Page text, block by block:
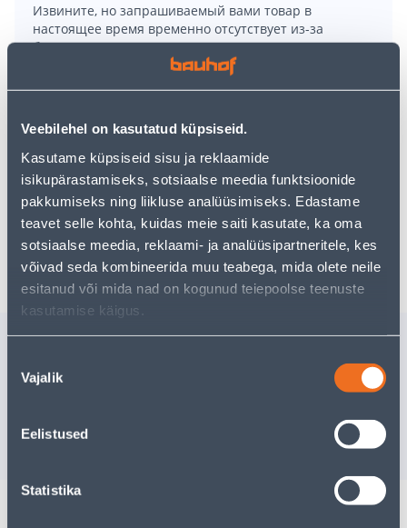
Veebilehel on kasutatud küpsiseid.
Kasutame küpsiseid sisu ja reklaamide
isikupärastamiseks, sotsiaalse meedia funktsioonide
pakkumiseks ning liikluse analüüsimiseks. Edastame
teavet selle kohta, kuidas meie saiti kasutate, ka oma
sotsiaalse meedia, reklaami- ja analüüsipartneritele, kes
võivad seda kombineerida muu teabega, mida olete neile
esitanud või mida nad on kogunud teiepoolse teenuste
kasutamise käigus.
valik
Vajalik
Eelistused
Statistika
Извините, но запрашиваемый вами товар в
настоящее время временно отсутствует из-за
большого спроса. Однако мы предлагаем отличные
альтернативы из той жекатегории товаров
главную страницуили используя нашу мощную
функцию поиска, чтобы найти еще более приятные
варианты. Удачных покупок!
Доставка невозможна
Похожие продукты